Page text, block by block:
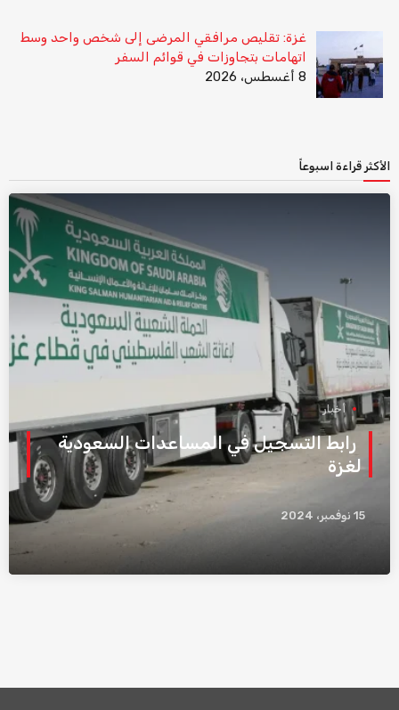
غزة: تقليص مرافقي المرضى إلى شخص واحد وسط
اتهامات بتجاوزات في قوائم السفر
8 أغسطس، 2026
الأكثر قراءة اسبوعاً
أخبار
رابط التسجيل في المساعدات السعودية
لغزة
15 نوفمبر، 2024